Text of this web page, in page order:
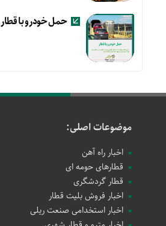
حمل خودرو با قطار
موضوعات اصلی:
اخبار راه آهن
قطارهای حومه ای
قطار گردشگری
اخبار فروش بلیت قطار
اخبار استخدامی صنعت ریلی